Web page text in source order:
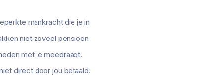
mankracht die je in
niet zoveel pensioen
met je meedraagt.
direct door jou betaald.